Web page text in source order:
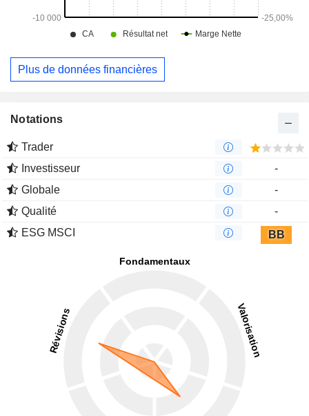
Plus de données financières
Notations
Trader
Investisseur
-
Globale
-
Qualité
-
ESG MSCI
BB